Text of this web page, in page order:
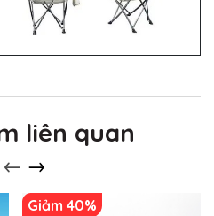
liên quan
Giảm 40%